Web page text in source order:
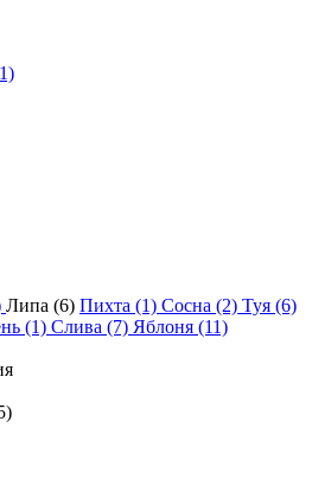
Липа (6) Пихта (1) Сосна (2) Туя (6)
(1) Слива (7) Яблоня (11)